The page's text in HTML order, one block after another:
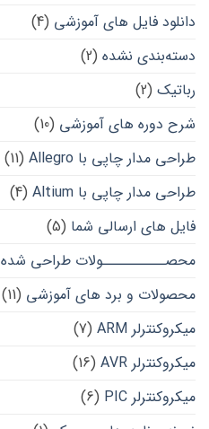
دانلود فایل های آموزشی (4)
دسته‌بندی نشده (2)
رباتیک (2)
شرح دوره های آموزشی (10)
طراحی مدار چاپی با Allegro
(11)
طراحی مدار چاپی با Altium
(4)
فایل های ارسالی شما (5)
محصــــــــــولات طراحی شده
محصولات و برد های آموزشی (11)
میکروکنترلر ARM
(7)
میکروکنترلر AVR
(16)
میکروکنترلر PIC
(6)